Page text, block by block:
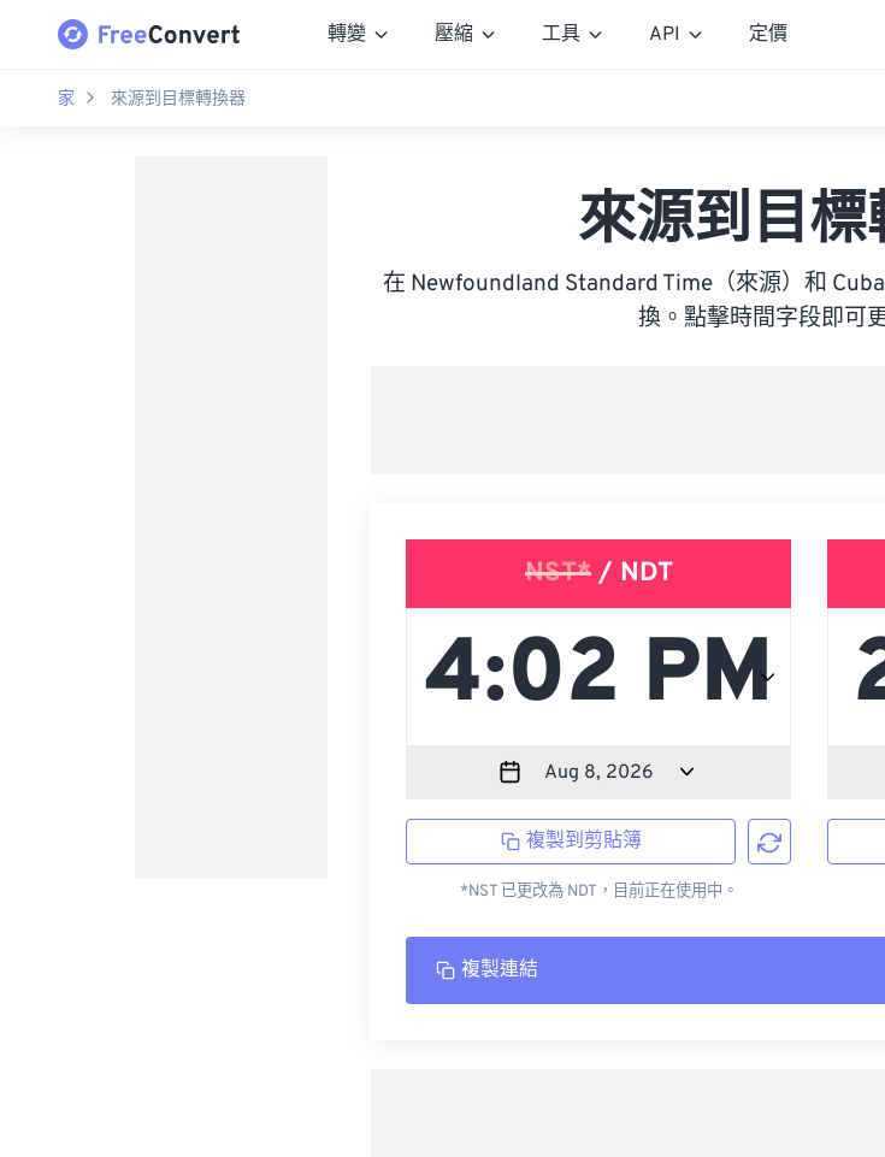
轉變 壓縮 工具 API 定價
家 來源到目標轉換器
來源到目標
在 Newfoundland Standard Time（來源）和
換。點擊時間字段即可
NST*/ NDT
複製到剪貼簿
*NST 已更改為 NDT，目前正在使用中。
複製連結